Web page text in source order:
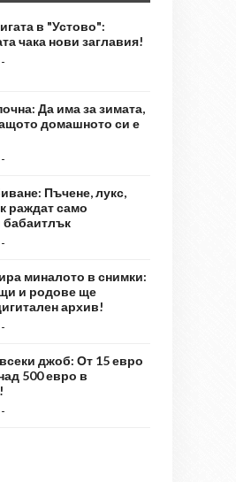
в "Устово":
чака нови заглавия!
-
Да има за зимата,
домашното си е
-
Пъчене, лукс,
раждат само
бабаитлък
-
миналото в снимки:
и родове ще
архив!
-
джоб: От 15 евро
500 евро в
-